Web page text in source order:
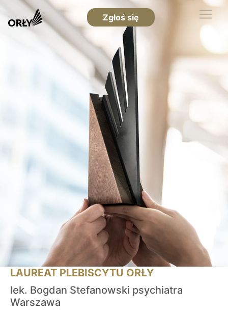
Zgłoś się
LAUREAT PLEBISCYTU ORŁY
lek. Bogdan Stefanowski psychiatra
Warszawa